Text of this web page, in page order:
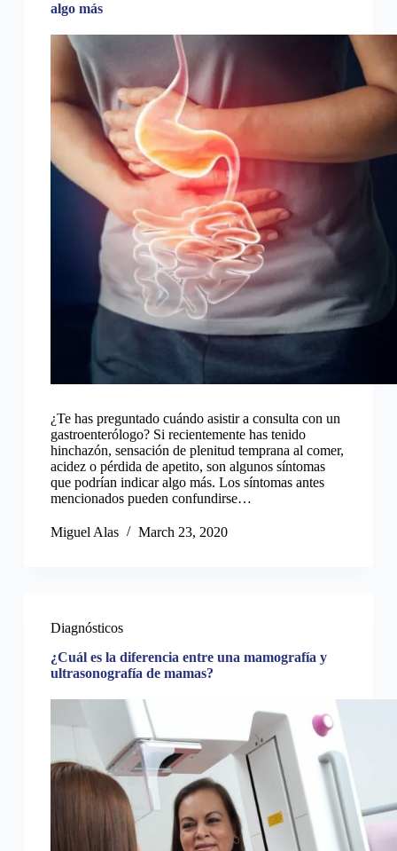
algo más
¿Te has preguntado cuándo asistir a consulta con un
gastroenterólogo? Si recientemente has tenido
hinchazón, sensación de plenitud temprana al comer,
acidez o pérdida de apetito, son algunos síntomas
que podrían indicar algo más. Los síntomas antes
mencionados pueden confundirse…
Miguel Alas March 23, 2020
Diagnósticos
¿Cuál es la diferencia entre una mamografía y
ultrasonografía de mamas?